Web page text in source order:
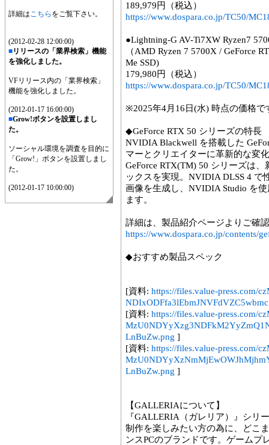
詳細はこちら をご覧下さい。
(2012-02-28 12:00:00)
■リリースの「業界検索」機能
を強化しました。
VFリリース内の「業界検索」
機能を強化しました。
(2012-01-17 16:00:00)
■Grow!ボタンを設置しまし
た。
ソーシャル環境を調査を目的に
「Grow!」ボタンを設置しまし
た。
(2012-01-17 10:00:00)
189,979円（税込）
https://www.dospara.co.jp/TC50/
●Lightning-G AV-Ti7XW Ryzen7
（AMD Ryzen 7 5700X / GeForce
Me SSD)
179,980円（税込）
https://www.dospara.co.jp/TC50/
※2025年4月16日(水) 時点の価格
◆GeForce RTX 50 シリーズの特長
NVIDIA Blackwell を搭載した
マーとクリエイターに革新的な変
GeForce RTX(TM) 50 シリーズは
ックスを実現。NVIDIA DLSS 4 で
画像を生成し、NVIDIA Studio を
ます。
詳細は、製品紹介ページよりご確
https://www.dospara.co.jp/contents/
◆おすすめ製品スペック
[資料: https://files.value-press.com/
[資料: https://files.value-press.com/
LnBuZw.png ]
[資料: https://files.value-press.com/
LnBuZw.png ]
【GALLERIAについて】
『GALLERIA（ガレリア）』シリ
制作を楽しみたい方の為に、どこ
ンスPCのブランドです。ゲームプ